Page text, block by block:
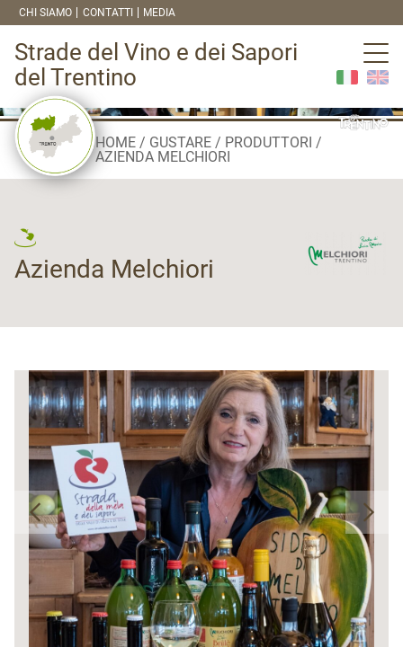
CHI SIAMO CONTATTI MEDIA
Strade del Vino e dei Sapori
del Trentino
HOME GUSTARE
PRODUTTORI
AZIENDA MELCHIORI
Azienda Melchiori